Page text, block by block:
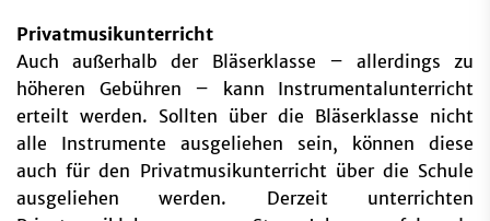
Privatmusikunterricht
Auch außerhalb der Bläserklasse – allerdings zu
höheren Gebühren – kann Instrumentalunterricht
erteilt werden. Sollten über die Bläserklasse nicht
alle Instrumente ausgeliehen sein, können diese
auch für den Privatmusikunterricht über die Schule
ausgeliehen werden. Derzeit unterrichten